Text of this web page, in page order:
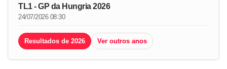
TL1 - GP da Hungria 2026
24/07/2026 08:30
Resultados de 2026 Ver outros anos